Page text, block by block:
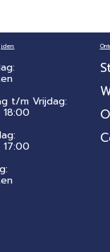
t/m Vrijdag: